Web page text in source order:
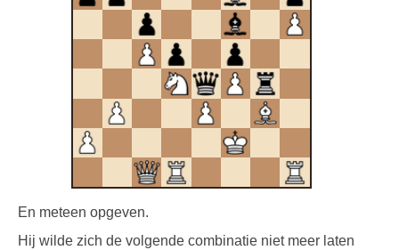
En meteen opgeven.
Hij wilde zich de volgende combinatie niet meer laten